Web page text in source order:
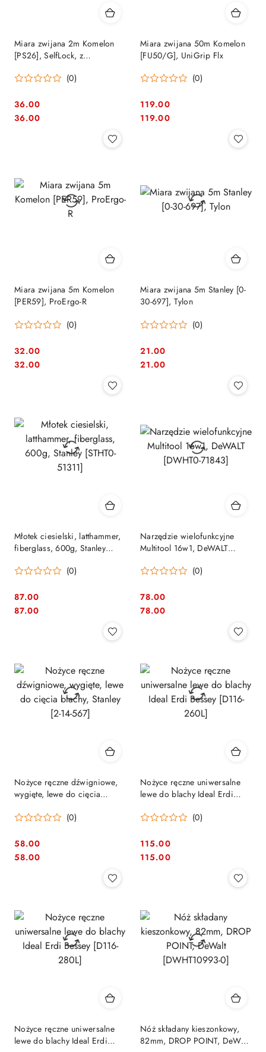
Miara zwijana 2m Komelon
[PS26], SelfLock, z
(0)
Cena:
36.00
Cena:
36.00
Miara zwijana 50m Komelon
[FU50/G], UniGrip Flx
(0)
Cena:
119.00
Cena:
119.00
Miara zwijana 5m Komelon
[PER59], ProErgo-R
(0)
Cena:
32.00
Cena:
32.00
Miara zwijana 5m Stanley [0-
30-697], Tylon
(0)
Cena:
21.00
Cena:
21.00
Młotek ciesielski, latthammer,
fiberglass, 600g, Stanley
(0)
Cena:
87.00
Cena:
87.00
Narzędzie wielofunkcyjne
Multitool 16w1, DeWALT
(0)
Cena:
78.00
Cena:
78.00
Nożyce ręczne dźwigniowe,
wygięte, lewe do cięcia
(0)
Cena:
58.00
Cena:
58.00
Nożyce ręczne uniwersalne
lewe do blachy Ideal Erdi
(0)
Cena:
115.00
Cena:
115.00
Nożyce ręczne uniwersalne
lewe do blachy Ideal Erdi
Nóż składany kieszonkowy,
82mm, DROP POINT, DeWalt